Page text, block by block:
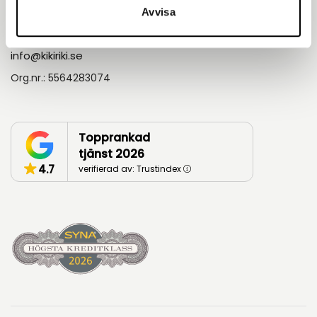
Avvisa
Askims Verkstadsväg 5A 436 34, Göteborg
031-68 17 80
info@kikiriki.se
Org.nr.: 5564283074
4.7
Topprankad
tjänst 2026
verifierad av: Trustindex